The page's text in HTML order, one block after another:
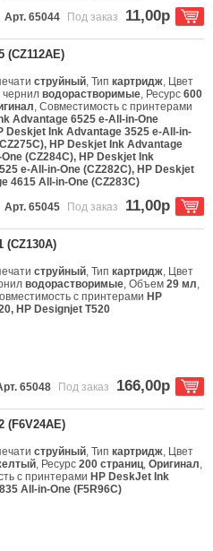
Арт. 65044 Под заказ 11,00р
(CZ112AE)
струйный, Типкартридж, Цвет
чернилводорастворимые, Ресурс600
, Совместимость с принтерами
Advantage 6525 e-All-in-One
Deskjet Ink Advantage 3525 e-All-in-
HP Deskjet Ink Advantage
(CZ284C), HP Deskjet Ink
e-All-in-One (CZ282C), HP Deskjet
4615 All-in-One (CZ283C)
Арт. 65045 Под заказ 11,00р
(CZ130A)
струйный, Типкартридж, Цвет
водорастворимые, Объем29 мл,
с принтерами HP
HP Designjet T520
65048 Под заказ 166,00р
(F6V24AE)
струйный, Типкартридж, Цвет
, Ресурс200 страниц,Оригинал,
с принтерами HP DeskJet Ink
All-in-One (F5R96C)